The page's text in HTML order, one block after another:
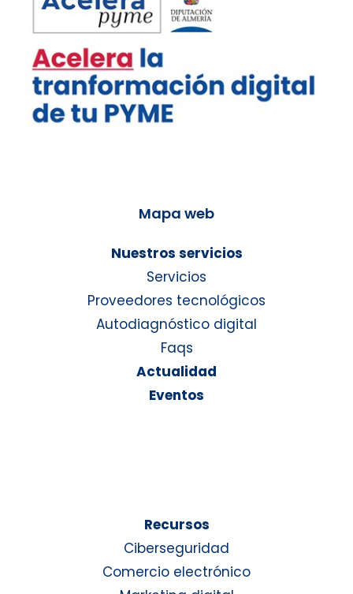
Mapa web
Nuestros servicios
Servicios
Proveedores tecnológicos
Autodiagnóstico digital
Faqs
Actualidad
Eventos
Recursos
Ciberseguridad
Comercio electrónico